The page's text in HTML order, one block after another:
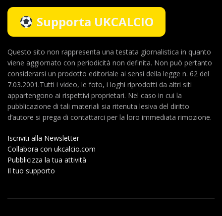
Supporta UKCALCIO
Questo sito non rappresenta una testata giornalistica in quanto
viene aggiornato con periodicità non definita. Non può pertanto
considerarsi un prodotto editoriale ai sensi della legge n. 62 del
7.03.2001.Tutti i video, le foto, i loghi riprodotti da altri siti
appartengono ai rispettivi proprietari. Nel caso in cui la
pubblicazione di tali materiali sia ritenuta lesiva del diritto
d’autore si prega di contattarci per la loro immediata rimozione.
Iscriviti alla Newsletter
Collabora con ukcalcio.com
Pubblicizza la tua attività
Il tuo supporto